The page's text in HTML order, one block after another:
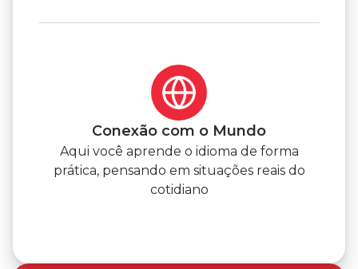
Conexão com o Mundo
Aqui você aprende o idioma de forma
prática, pensando em situações reais do
cotidiano